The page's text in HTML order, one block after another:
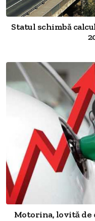
Statul schimbă
Motorina, lovită de